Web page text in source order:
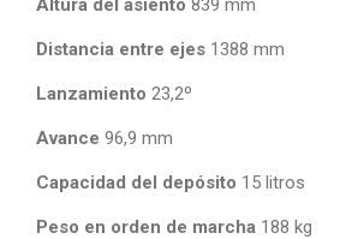
Altura del asiento 839 mm
Distancia entre ejes 1388 mm
Lanzamiento 23,2º
Avance 96,9 mm
Capacidad del depósito 15 litros
Peso en orden de marcha 188 kg